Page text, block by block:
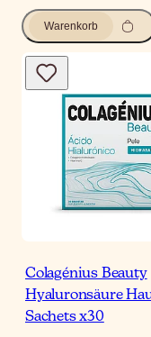
Warenkorb
Colagénius Beauty
Hyaluronsäure
Sachets x30